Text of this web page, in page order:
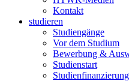
Kontakt
studieren
Studiengänge
Vor dem Studium
Bewerbung &
Studienstart
Studienfinanzierung